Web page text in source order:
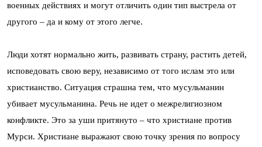
военных действиях и могут отличить один тип выстрела от
другого – да и кому от этого легче.
Люди хотят нормально жить, развивать страну, растить детей,
исповедовать свою веру, независимо от того ислам это или
христианство. Ситуация страшна тем, что мусульманин
убивает мусульманина. Речь не идет о межрелигиозном
конфликте. Это за уши притянуто – что христиане против
Мурси. Христиане выражают свою точку зрения по вопросу